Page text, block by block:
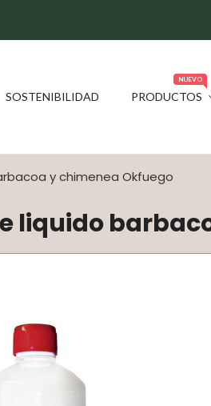
SOSTENIBILIDAD PRODUCTOS
NUEVO
y chimenea Okfuego
liquido